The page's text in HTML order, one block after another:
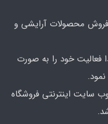
فروش محصولات آرایشی و
فعالیت خود را به صورت
سایت اینترنتی فروشگاه